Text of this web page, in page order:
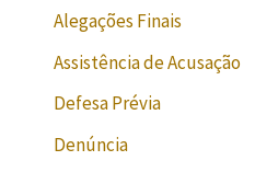
Alegações Finais
Assistência de Acusação
Defesa Prévia
Denúncia